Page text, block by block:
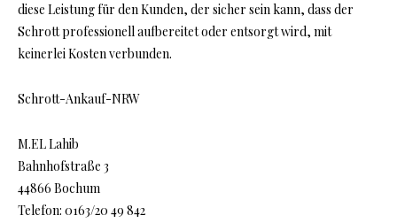
diese Leistung für den Kunden, der sicher sein kann, dass der
Schrott professionell aufbereitet oder entsorgt wird, mit
keinerlei Kosten verbunden.
Schrott-Ankauf-NRW
M.EL Lahib
Bahnhofstraße 3
44866 Bochum
Telefon: 0163/20 49 842